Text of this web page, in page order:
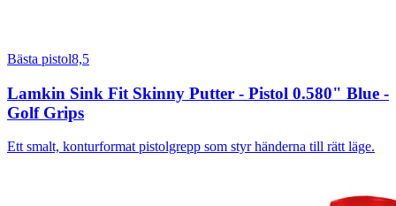
Bästa pistol8,5
Lamkin Sink Fit Skinny Putter - Pistol 0.580" Blue -
Golf Grips
Ett smalt, konturformat pistolgrepp som styr händerna till rätt läge.